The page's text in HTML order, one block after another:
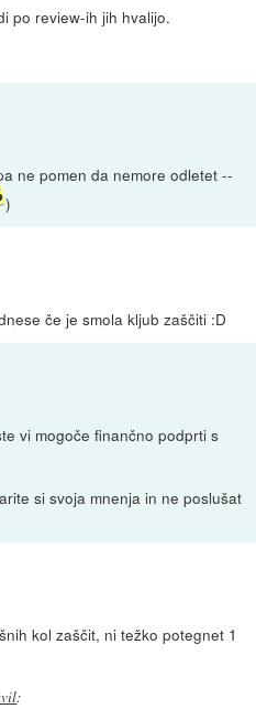
po review-ih jih hvalijo.
ne pomen da nemore odletet --
)
če je smola kljub zaščiti :D
vi mogoče finančno podprti s
si svoja mnenja in ne poslušat
kol zaščit, ni težko potegnet 1
: